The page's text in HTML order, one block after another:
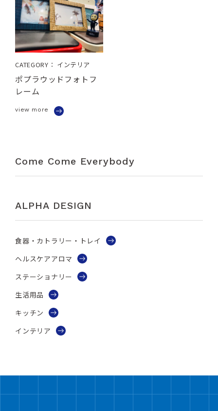
CATEGORY： インテリア
ポプラウッドフォトフ
レーム
view more
Come Come Everybody
ALPHA DESIGN
食器・カトラリー・トレイ
ヘルスケアアロマ
ステーショナリー
生活用品
キッチン
インテリア